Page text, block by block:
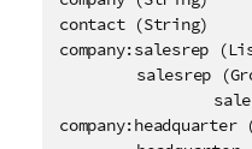
contact (String)
company:salesrep